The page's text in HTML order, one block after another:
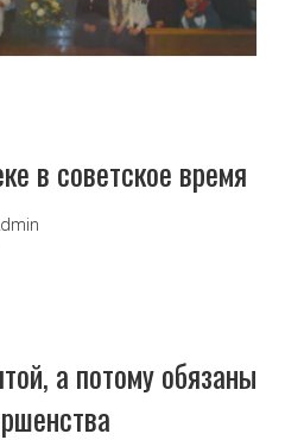
в советское время
а потому обязаны